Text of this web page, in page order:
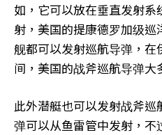
如，它可以放在垂直发射
射，美国的提康德罗加级
舰都可以发射巡航导弹，
间，美国的战斧巡航导弹大
此外潜艇也可以发射战斧
弹可以从鱼雷管中发射，